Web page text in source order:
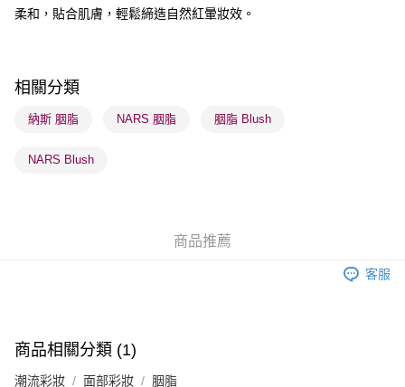
送貨方式
每筆HK$65.00，滿HK$300.00或以上免運費
確認發貨後1-3 工作天送達，訂單將隨機分配至SF順豐速運或京東
(香港門市) 只顯示可選門市。確認發貨後2-5個工作天到店，3天內
取。逾期會取消訂單，並不會安排重寄
柔和，貼合肌膚，輕鬆締造自然紅暈妝效。
相關分類
納斯 胭脂 NARS 胭脂 胭脂 Blush
NARS Blush
商品推薦
客服
商品相關分類 (1)
潮流彩妝 面部彩妝 胭脂